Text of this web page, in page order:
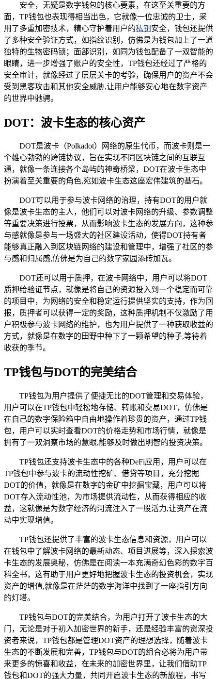
安全，无疑是数字钱包的核心要素，在这至关重要的方
面，TP钱包也表现得相当出色，它就像一位忠诚的卫士，采
用了多重加密技术，精心守护着用户的私钥安全，钱包还提供
了多种安全验证方式，如指纹识别，仿佛是为钱包加上了一道
独特的生物密码锁；面部识别，如同为钱包配备了一双智能的
眼睛，进一步增强了账户的安全性，TP钱包还经过了严格的
安全审计，就像经过了层层关卡的考验，确保用户的资产不会
受到黑客攻击和其他安全威胁,让用户能够安心地在数字资产
的世界中驰骋。
DOT：波卡生态的核心资产
DOT是波卡（Polkadot）网络的原生代币，而波卡则是一
个雄心勃勃的跨链协议，旨在实现不同区块链之间的互联互
通，就像一条连接各个岛屿的神奇桥梁，DOT在波卡生态中
扮演着至关重要的角色,宛如波卡生态这座宏伟建筑的基石。
DOT可以用于参与波卡网络的治理，持有DOT的用户就
像是波卡生态的主人，他们可以对波卡网络的升级、参数调整
等重要决策进行投票，从而影响波卡生态的发展方向，这种参
与感就像是参与一场盛大的社区建设活动，使得DOT持有者
能够真正融入到区块链网络的建设和管理中，增强了社区的参
与感和归属感,仿佛是为自己的数字家园添砖加瓦。
DOT还可以用于质押，在波卡网络中，用户可以将DOT
质押给验证节点，就像是将自己的资源投入到一个稳定而可靠
的项目中，为网络的安全和稳定运行提供坚实的支持，作为回
报，质押者可以获得一定的奖励，这种质押机制不仅激励了用
户积极参与波卡网络的维护，也为用户提供了一种获取收益的
方式，就像是在数字的田野中种下了一颗希望的种子,等待着
收获的季节。
TP钱包与DOT的完美结合
TP钱包为用户提供了便捷无比的DOT管理和交易体验，
用户可以在TP钱包中轻松地存储、转账和交易DOT，仿佛是
在自己的数字保险箱中自由地操作着珍贵的资产，通过TP钱
包，用户可以实时查看DOT的价格走势和市场行情，就像是
拥有了一双洞察市场的慧眼,能够及时做出明智的投资决策。
TP钱包还支持波卡生态中的各种DeFi应用，用户可以在
TP钱包中参与波卡的流动性挖矿、借贷等项目，充分挖掘
DOT的价值，就像是在数字的金矿中挖掘宝藏，用户可以将
DOT存入流动性池，为市场提供流动性，从而获得相应的收
益，这就像是为数字经济的河流注入了一股活力,让资产在流
动中实现增值。
TP钱包还提供了丰富的波卡生态信息和资源，用户可以
在钱包中了解波卡网络的最新动态、项目进展等，深入探索波
卡生态的发展奥秘，仿佛是在阅读一本充满奇幻色彩的数字百
科全书，这有助于用户更好地把握波卡生态的投资机会，实现
资产的增值,就像是在茫茫的数字海洋中找到了一座指引方向
的灯塔。
TP钱包与DOT的完美结合，为用户打开了波卡生态的大
门，无论是对于初入加密世界的新手，还是经验丰富的资深投
资者来说，TP钱包都是管理DOT资产的理想选择，随着波卡
生态的不断发展和完善，TP钱包与DOT的组合必将为用户带
来更多的惊喜和收益，在未来的加密世界里，让我们借助TP
钱包和DOT的强大力量，共同开启波卡生态的新旅程，书写